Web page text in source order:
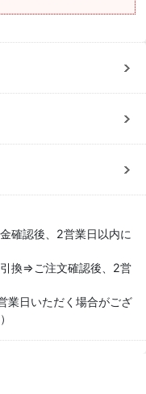
確認後、2営業日以内に
換⇒ご注文確認後、2営
業日いただく場合がござ